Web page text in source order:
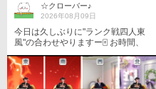
☆クローバー♪
2026年08月09日
今日は久しぶりに"ランク戦四人東
風"の合わせやりますー🀄️ お時間、
0〜、21:00〜、21:30〜の3回参戦
時間になった瞬間に入ります、も
し同卓した際はよろしくお願いし